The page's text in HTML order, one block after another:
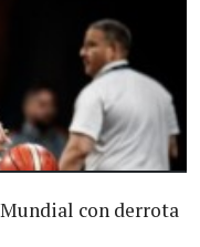
con derrota